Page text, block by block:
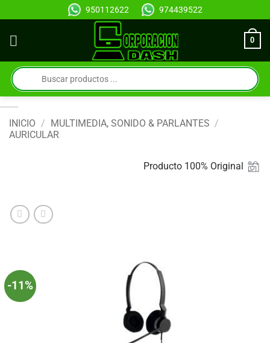
al
contenido
950112622 974439522
0
Búsqueda
de
productos
INICIO / MULTIMEDIA, SONIDO & PARLANTES /
AURICULAR
Producto 100% Original
-11%